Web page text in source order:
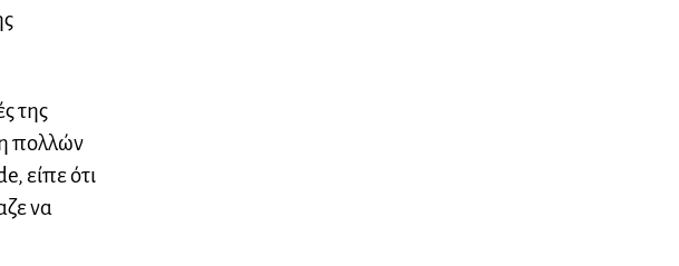
της
πολλών
είπε ότι
να